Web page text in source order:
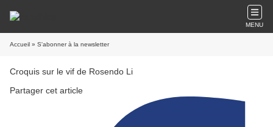
MENU
Accueil » S'abonner à la newsletter
Croquis sur le vif de Rosendo Li
Partager cet article